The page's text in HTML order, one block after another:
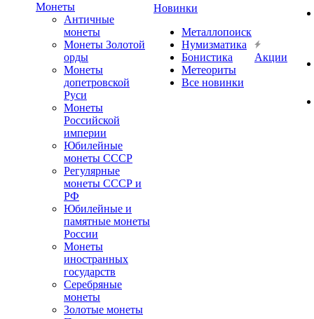
Монеты
Античные
монеты
Монеты Золотой
орды
Монеты
допетровской
Руси
Монеты
Российской
империи
Юбилейные
монеты СССР
Регулярные
монеты СССР и
РФ
Юбилейные и
памятные монеты
России
Монеты
иностранных
государств
Серебряные
монеты
Золотые монеты
Новинки
Металлопоиск
Нумизматика
Бонистика
Метеориты
Все новинки
Акции